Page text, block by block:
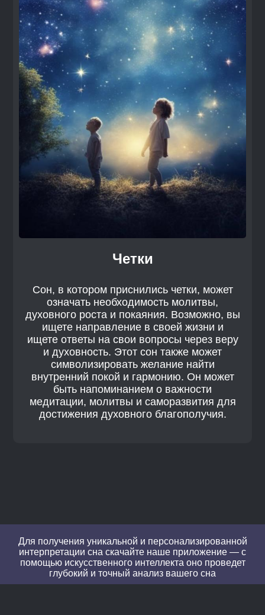
Четки
Сон, в котором приснились четки, может
означать необходимость молитвы,
духовного роста и покаяния. Возможно, вы
ищете направление в своей жизни и
ищете ответы на свои вопросы через веру
и духовность. Этот сон также может
символизировать желание найти
внутренний покой и гармонию. Он может
быть напоминанием о важности
медитации, молитвы и саморазвития для
достижения духовного благополучия.
Для получения уникальной и персонализированной
интерпретации сна скачайте наше приложение — с
помощью искусственного интеллекта оно проведет
глубокий и точный анализ вашего сна